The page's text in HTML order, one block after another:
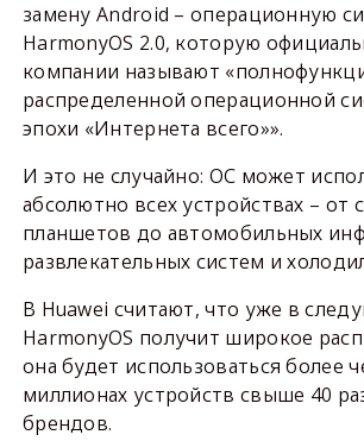
замену Android – операционную
HarmonyOS 2.0, которую
компании называют
распределенной операционной
эпохи «Интернета всего»».
И это не случайно: ОС может
абсолютно всех устройствах – от
планшетов до автомобильных
развлекательных систем и
В Huawei считают, что уже в
HarmonyOS получит широкое
она будет использоваться более
миллионах устройств свыше 40
брендов.